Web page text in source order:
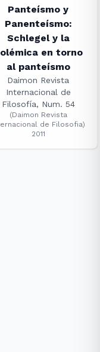
Panteísmo y
Panenteísmo:
Schlegel y la
en torno
al panteísmo
Daimon Revista
Internacional de
Filosofía, Num. 54
(Daimon Revista
de Filosofia)
2011